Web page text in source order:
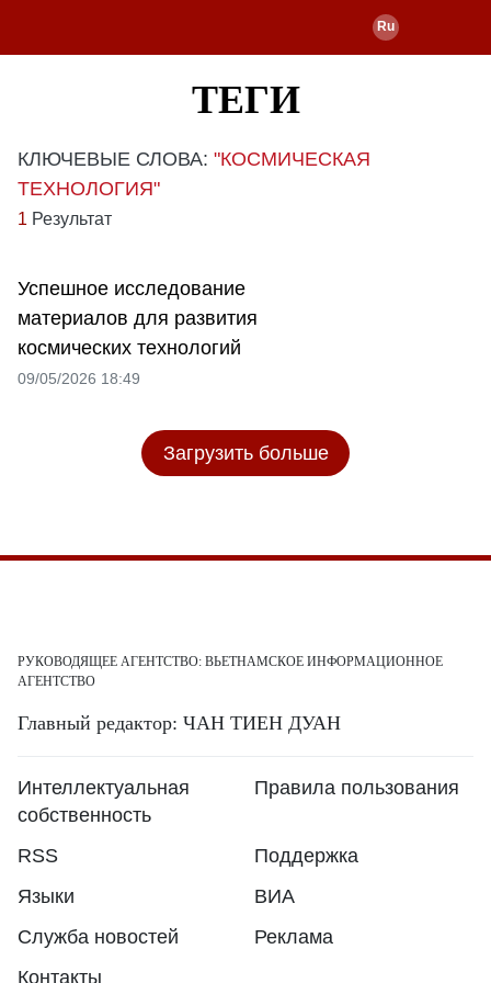
ТЕГИ
КЛЮЧЕВЫЕ СЛОВА: "КОСМИЧЕСКАЯ
ТЕХНОЛОГИЯ"
1 Результат
Успешное исследование
материалов для развития
космических технологий
09/05/2026 18:49
Загрузить больше
РУКОВОДЯЩЕЕ АГЕНТСТВО: ВЬЕТНАМСКОЕ ИНФОРМАЦИОННОЕ
АГЕНТСТВО
Главный редактор: ЧАН ТИЕН ДУАН
Интеллектуальная
собственность
Правила пользования
RSS
Поддержка
Языки
ВИА
Служба новостей
Реклама
Контакты